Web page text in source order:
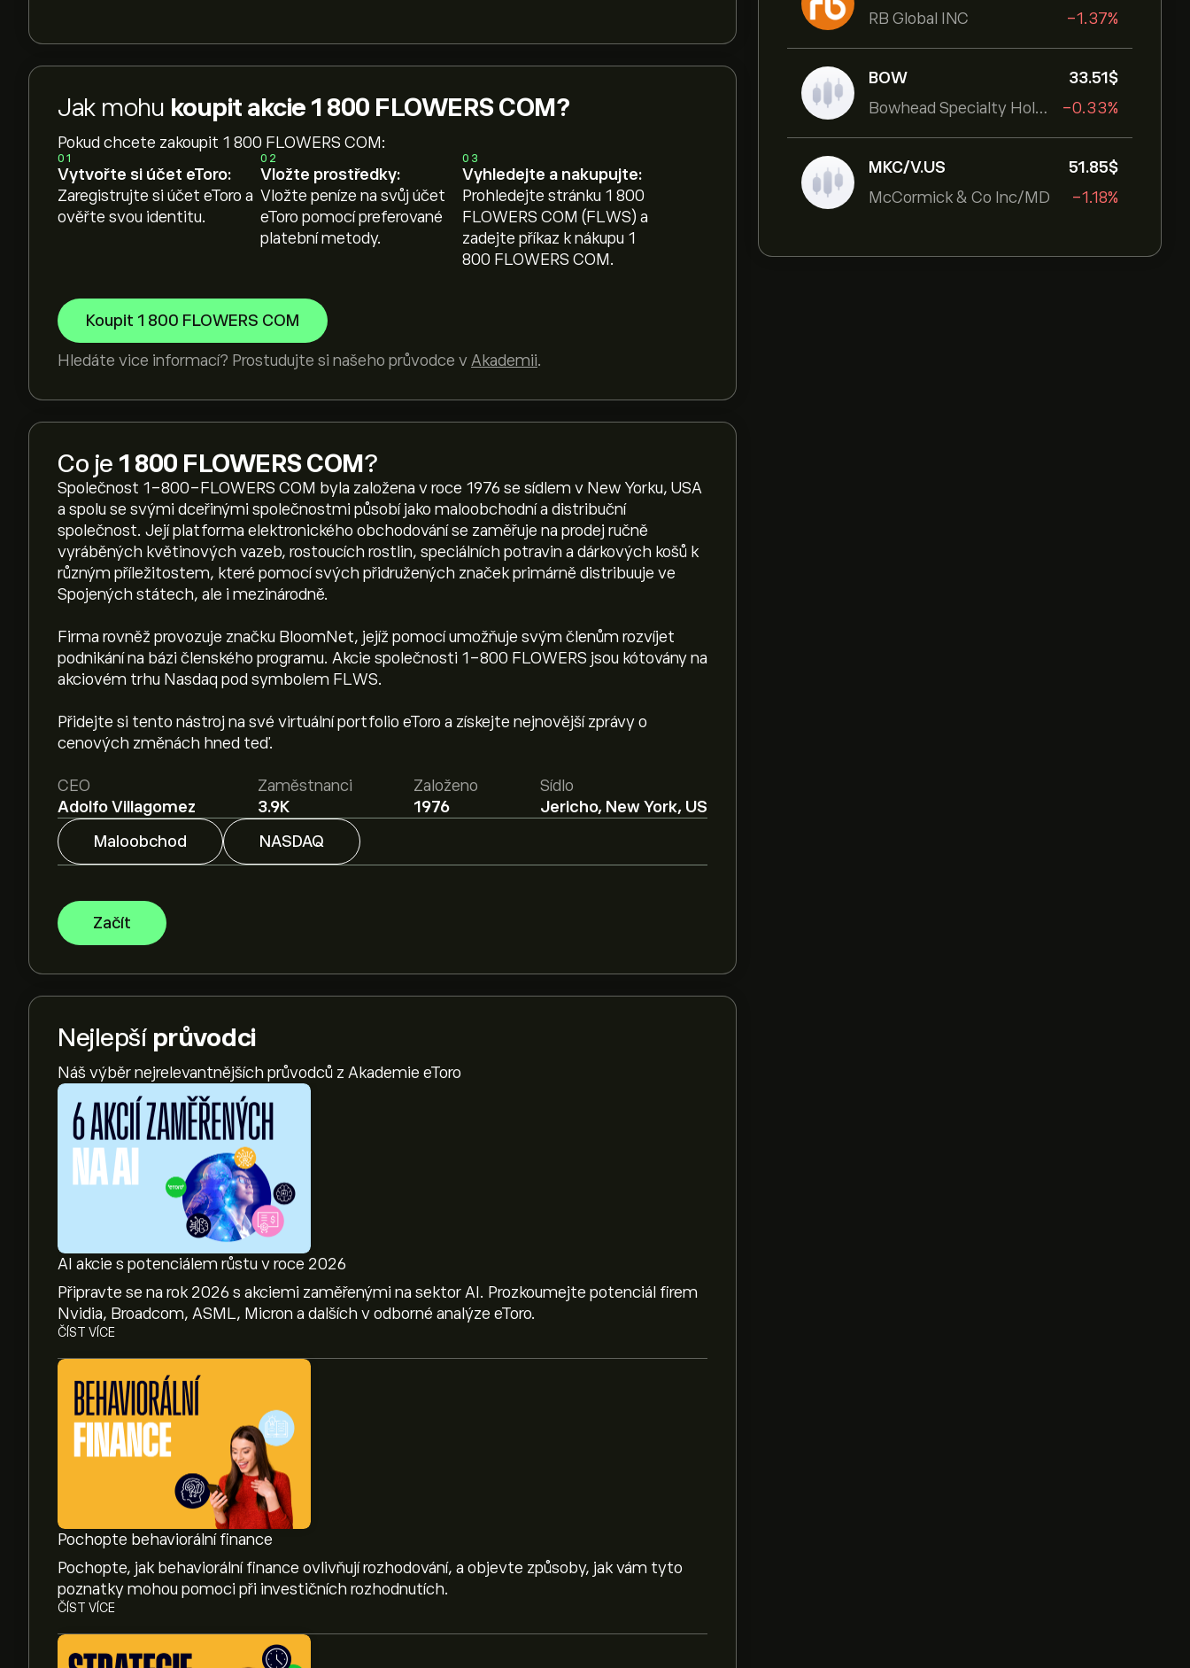
RB Global INC
-1.37%
BOW
Bowhead Specialty Holdings Inc
33.51‎$‎
-0.33%
MKC/V.US
McCormick & Co Inc/MD
51.85‎$‎
-1.18%
Jak mohu koupit akcie 1 800 FLOWERS COM?
Pokud chcete zakoupit 1 800 FLOWERS COM:
01
Vytvořte si účet eToro:
Zaregistrujte si účet eToro a
ověřte svou identitu.
02
Vložte prostředky:
Vložte peníze na svůj účet
eToro pomocí preferované
platební metody.
03
Vyhledejte a nakupujte:
Prohledejte stránku 1 800
FLOWERS COM (FLWS) a
zadejte příkaz k nákupu 1
800 FLOWERS COM.
Koupit 1 800 FLOWERS COM
Hledáte vice informací? Prostudujte si našeho průvodce v Akademii.
Co je 1 800 FLOWERS COM?
Společnost 1-800-FLOWERS COM byla založena v roce 1976 se sídlem v New Yorku, USA
a spolu se svými dceřinými společnostmi působí jako maloobchodní a distribuční
společnost. Její platforma elektronického obchodování se zaměřuje na prodej ručně
vyráběných květinových vazeb, rostoucích rostlin, speciálních potravin a dárkových košů k
různým příležitostem, které pomocí svých přidružených značek primárně distribuuje ve
Spojených státech, ale i mezinárodně.
Firma rovněž provozuje značku BloomNet, jejíž pomocí umožňuje svým členům rozvíjet
podnikání na bázi členského programu. Akcie společnosti 1-800 FLOWERS jsou kótovány na
akciovém trhu Nasdaq pod symbolem FLWS.
Přidejte si tento nástroj na své virtuální portfolio eToro a získejte nejnovější zprávy o
cenových změnách hned teď.
CEO
Adolfo Villagomez
Zaměstnanci
3.9K
Založeno
1976
Sídlo
Jericho, New York, US
Maloobchod
NASDAQ
Začít
Nejlepší průvodci
Náš výběr nejrelevantnějších průvodců z Akademie eToro
AI akcie s potenciálem růstu v roce 2026
Připravte se na rok 2026 s akciemi zaměřenými na sektor AI. Prozkoumejte potenciál firem
Nvidia, Broadcom, ASML, Micron a dalších v odborné analýze eToro.
ČÍST VÍCE
Pochopte behaviorální finance
Pochopte, jak behaviorální finance ovlivňují rozhodování, a objevte způsoby, jak vám tyto
poznatky mohou pomoci při investičních rozhodnutích.
ČÍST VÍCE